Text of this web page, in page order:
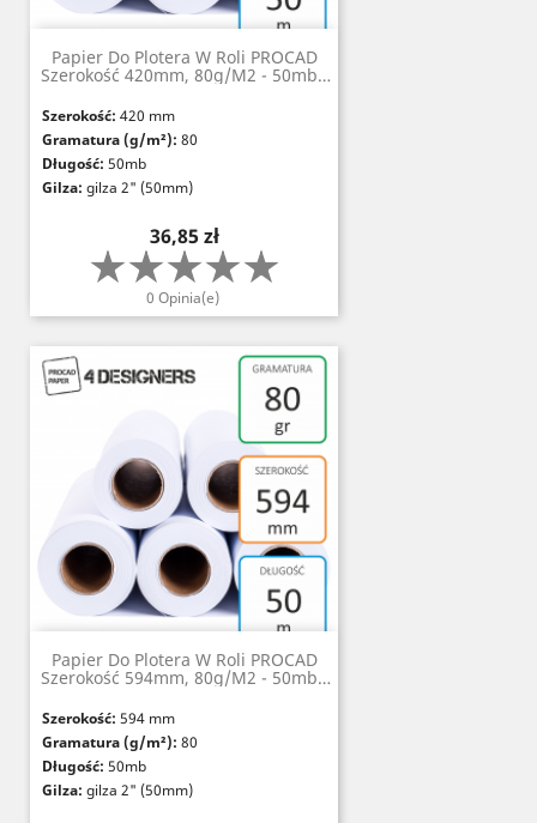
Papier Do Plotera W Roli PROCAD
Szerokość 420mm, 80g/m2 - 50mb -
Szerokość: 420 mm
Gramatura (g/m²): 80
Długość: 50mb
Gilza: gilza 2" (50mm)
104
Szorstkość (Bendtsen, ml/min):160
Białość:CIE 167
FSC, PEFC, ISO 14001, Paper
Certyfikat odporności na starzenie:ISO
9706
Standardy:
Cena
36,85 zł
0 Opinia(e)
Papier Do Plotera W Roli PROCAD
Szerokość 594mm, 80g/m2 - 50mb -
Szerokość: 594 mm
Gramatura (g/m²): 80
Długość: 50mb
Gilza: gilza 2" (50mm)